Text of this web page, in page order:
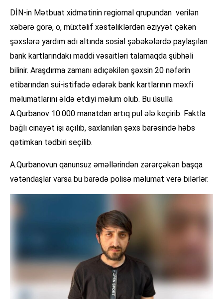
DİN-in Mətbuat xidmətinin regiomal qrupundan verilən
xəbərə görə, o, müxtəlif xəstəliklərdən əziyyət çəkən
şəxslərə yardım adı altında sosial şəbəkələrdə paylaşılan
bank kartlarındakı maddi vəsaitləri talamaqda şübhəli
bilinir. Araşdırma zamanı adıçəkilən şəxsin 20 nəfərin
etibarından sui-istifadə edərək bank kartlarının məxfi
məlumatlarını əldə etdiyi məlum olub. Bu üsulla
A.Qurbanov 10.000 manatdan artıq pul ələ keçirib. Faktla
bağlı cinayət işi açılıb, saxlanılan şəxs barəsində həbs
qətimkan tədbiri seçilib.
A.Qurbanovun qanunsuz əməllərindən zərərçəkən başqa
vətəndaşlar varsa bu barədə polisə məlumat verə bilərlər.